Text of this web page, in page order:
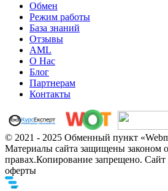
Обмен
Режим работы
База знаний
Отзывы
AML
О Нас
Блог
Партнерам
Контакты
© 2021 - 2025 Обменный пункт
Материалы сайта защищены законом
правах.Копирование запрещено. Сайт
оферты